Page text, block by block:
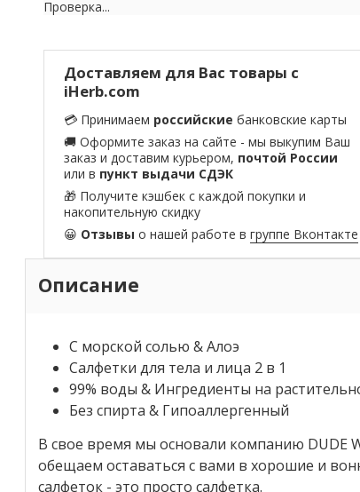
Проверка...
Доставляем для Вас товары с
iHerb.com
💳 Принимаем российские банковские карты
🚚 Оформите заказ на сайте - мы выкупим Ваш
заказ и доставим курьером, почтой России
или в пункт выдачи СДЭК
🎁 Получите кэшбек с каждой покупки и
накопительную скидку
😀 Отзывы о нашей работе вгруппе Вконтакте
Описание
С морской солью & Алоэ
Салфетки для тела и лица 2 в 1
99% воды & Ингредиенты на
Без спирта & Гипоаллергенный
В свое время мы основали компанию DUDE
обещаем оставаться с вами в хорошие и
салфеток - это просто салфетка.